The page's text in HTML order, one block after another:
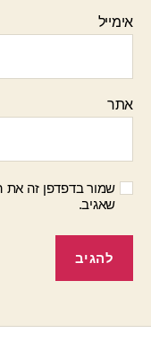
אימייל
אתר
שמור בדפדפן זה את
שאגיב.